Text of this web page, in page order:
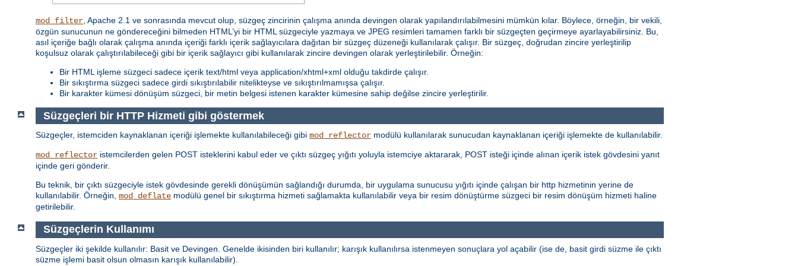
mod_filter , Apache 2.1 ve sonrasında mevcut olup, süzgeç zincirinin çalışma anında devingen olarak yapılandırılabilmesini mümkün kılar. Böylece, örneğin, bir vekili,
özgün sunucunun ne göndereceğini bilmeden HTML’yi bir HTML süzgeciyle yazmaya ve JPEG resimleri tamamen farklı bir süzgeçten geçirmeye ayarlayabilirsiniz. Bu,
asıl içeriğe bağlı olarak çalışma anında içeriği farklı içerik sağlayıcılara dağıtan bir süzgeç düzeneği kullanılarak çalışır. Bir süzgeç, doğrudan zincire yerleştirilip
koşulsuz olarak çalıştırılabileceği gibi bir içerik sağlayıcı gibi kullanılarak zincire devingen olarak yerleştirilebilir. Örneğin:
Bir HTML işleme süzgeci sadece içerik text/html veya application/xhtml+xml olduğu takdirde çalışır.
Bir sıkıştırma süzgeci sadece girdi sıkıştırılabilir nitelikteyse ve sıkıştırılmamışsa çalışır.
Bir karakter kümesi dönüşüm süzgeci, bir metin belgesi istenen karakter kümesine sahip değilse zincire yerleştirilir.
Süzgeçleri bir HTTP Hizmeti gibi göstermek
Süzgeçler, istemciden kaynaklanan içeriği işlemekte kullanılabileceği gibi mod_reflector modülü kullanılarak sunucudan kaynaklanan içeriği işlemekte de kullanılabilir.
mod_reflector istemcilerden gelen POST isteklerini kabul eder ve çıktı süzgeç yığıtı yoluyla istemciye aktararak, POST isteği içinde alınan içerik istek gövdesini yanıt
içinde geri gönderir.
Bu teknik, bir çıktı süzgeciyle istek gövdesinde gerekli dönüşümün sağlandığı durumda, bir uygulama sunucusu yığıtı içinde çalışan bir http hizmetinin yerine de
kullanılabilir. Örneğin, mod_deflate modülü genel bir sıkıştırma hizmeti sağlamakta kullanılabilir veya bir resim dönüştürme süzgeci bir resim dönüşüm hizmeti haline
getirilebilir.
Süzgeçlerin Kullanımı
Süzgeçler iki şekilde kullanılır: Basit ve Devingen. Genelde ikisinden biri kullanılır; karışık kullanılırsa istenmeyen sonuçlara yol açabilir (ise de, basit girdi süzme ile çıktı
süzme işlemi basit olsun olmasın karışık kullanılabilir).